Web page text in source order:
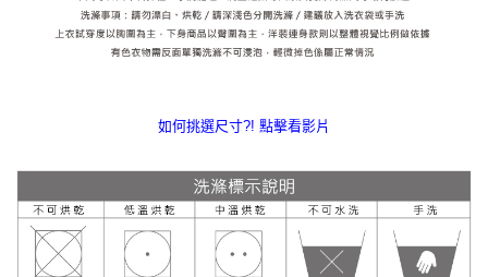
如何挑選尺寸?! 點擊看影片